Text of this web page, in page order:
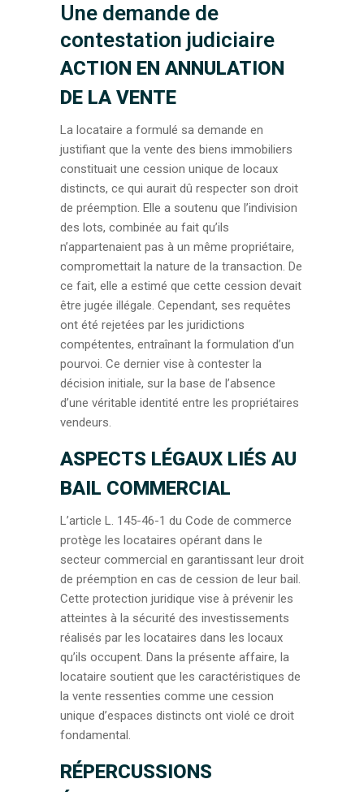
Une demande de
contestation judiciaire
ACTION EN ANNULATION
DE LA VENTE
La locataire a formulé sa demande en
justifiant que la vente des biens immobiliers
constituait une cession unique de locaux
distincts, ce qui aurait dû respecter son droit
de préemption. Elle a soutenu que l’indivision
des lots, combinée au fait qu’ils
n’appartenaient pas à un même propriétaire,
compromettait la nature de la transaction. De
ce fait, elle a estimé que cette cession devait
être jugée illégale. Cependant, ses requêtes
ont été rejetées par les juridictions
compétentes, entraînant la formulation d’un
pourvoi. Ce dernier vise à contester la
décision initiale, sur la base de l’absence
d’une véritable identité entre les propriétaires
vendeurs.
ASPECTS LÉGAUX LIÉS AU
BAIL COMMERCIAL
L’article L. 145-46-1 du Code de commerce
protège les locataires opérant dans le
secteur commercial en garantissant leur droit
de préemption en cas de cession de leur bail.
Cette protection juridique vise à prévenir les
atteintes à la sécurité des investissements
réalisés par les locataires dans les locaux
qu’ils occupent. Dans la présente affaire, la
locataire soutient que les caractéristiques de
la vente ressenties comme une cession
unique d’espaces distincts ont violé ce droit
fondamental.
RÉPERCUSSIONS